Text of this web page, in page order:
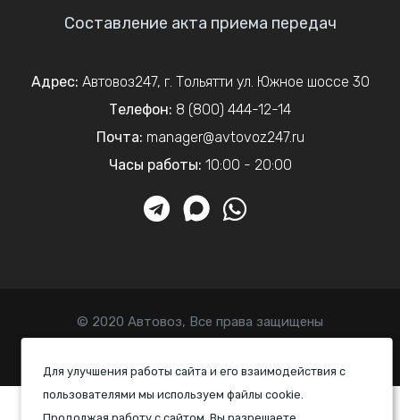
Для улучшения работы сайта и его взаимодействия с
пользователями мы используем файлы cookie.
Составление акта приема передач
Адрес: Автовоз247, г. Тольятти ул. Южное шоссе 30
Телефон: 8 (800) 444-12-14
Почта: manager@avtovoz247.ru
Часы работы: 10:00 - 20:00
© 2020 Автовоз, Все права защищены